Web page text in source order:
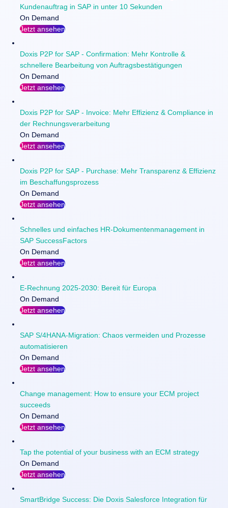
Kundenauftrag in SAP in unter 10 Sekunden
On Demand
Jetzt ansehen
Doxis P2P for SAP - Confirmation: Mehr Kontrolle &
schnellere Bearbeitung von Auftragsbestätigungen
On Demand
Jetzt ansehen
Doxis P2P for SAP - Invoice: Mehr Effizienz & Compliance in
der Rechnungsverarbeitung
On Demand
Jetzt ansehen
Doxis P2P for SAP - Purchase: Mehr Transparenz & Effizienz
im Beschaffungsprozess
On Demand
Jetzt ansehen
Schnelles und einfaches HR-Dokumentenmanagement in
SAP SuccessFactors
On Demand
Jetzt ansehen
E-Rechnung 2025-2030: Bereit für Europa
On Demand
Jetzt ansehen
SAP S/4HANA-Migration: Chaos vermeiden und Prozesse
automatisieren
On Demand
Jetzt ansehen
Change management: How to ensure your ECM project
succeeds
On Demand
Jetzt ansehen
Tap the potential of your business with an ECM strategy
On Demand
Jetzt ansehen
SmartBridge Success: Die Doxis Salesforce Integration für